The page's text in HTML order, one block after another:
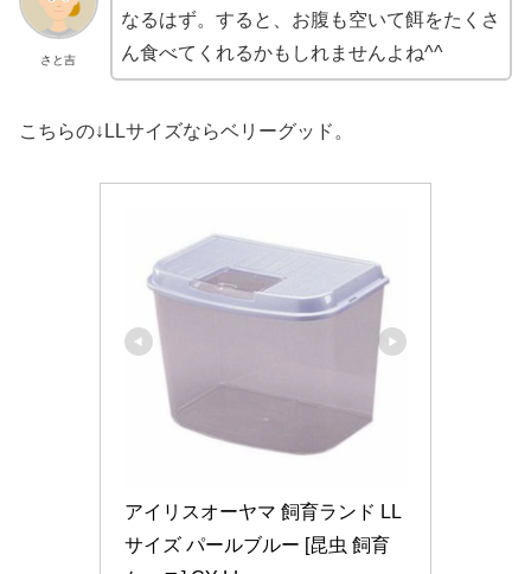
さと吉
なるはず。すると、お腹も空いて餌をたくさ
ん食べてくれるかもしれませんよね^^
こちらの↓LLサイズならベリーグッド。
アイリスオーヤマ 飼育ランド LL
サイズ パールブルー [昆虫 飼育